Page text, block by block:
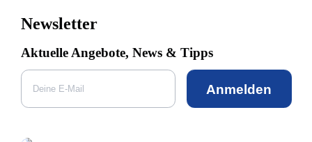
Newsletter
Aktuelle Angebote, News & Tipps
Anmelden